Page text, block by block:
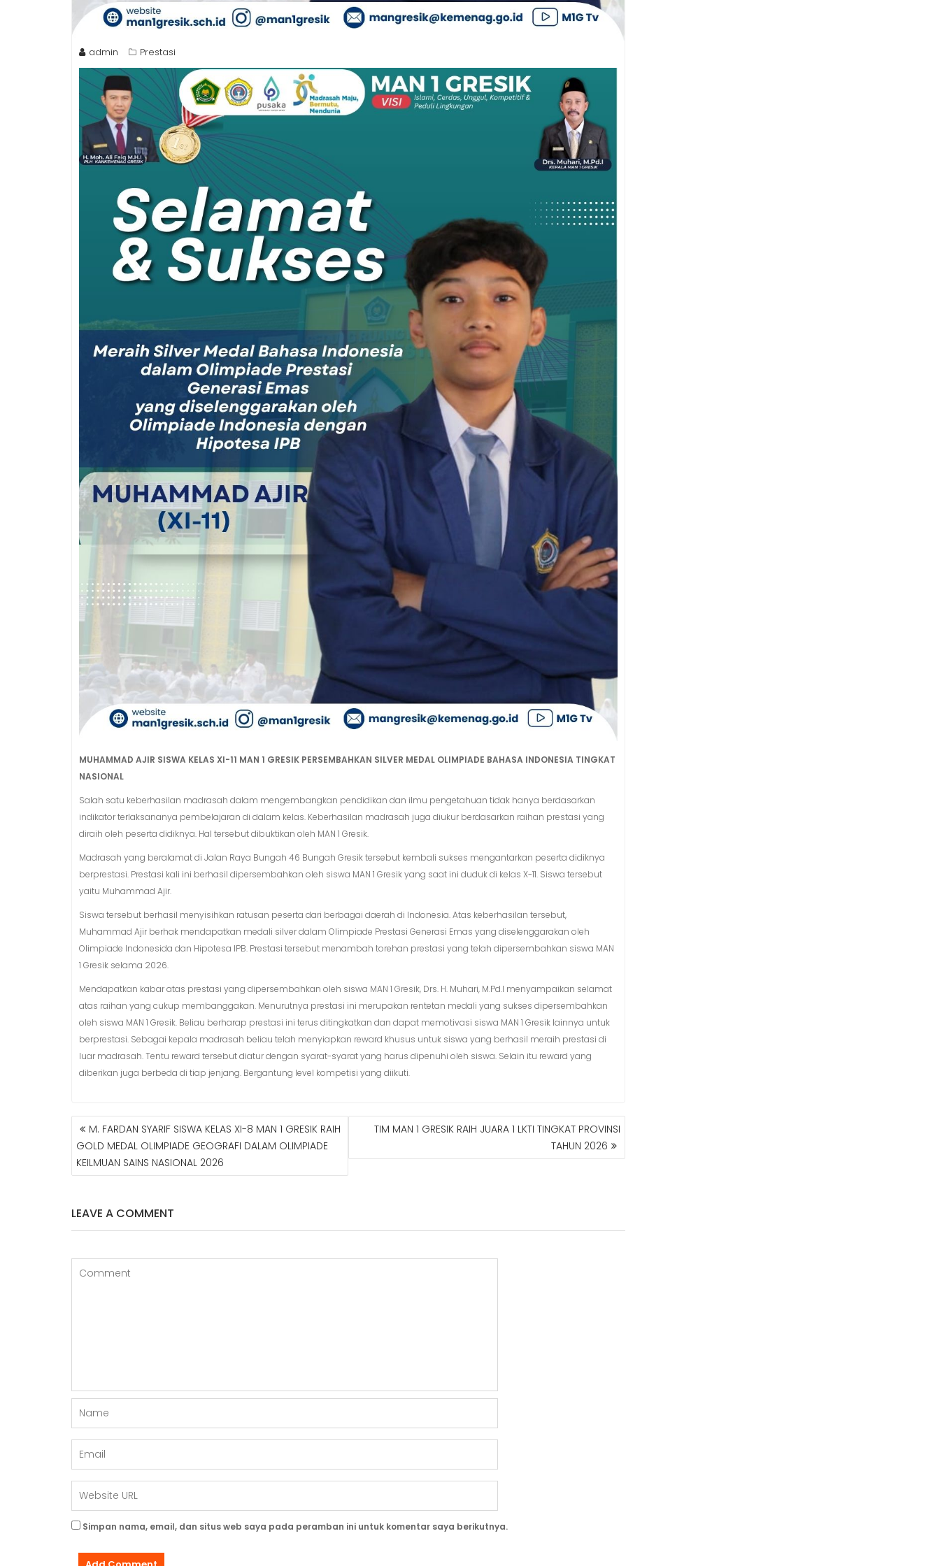
admin Prestasi
MUHAMMAD AJIR SISWA KELAS XI-11 MAN 1 GRESIK PERSEMBAHKAN SILVER MEDAL OLIMPIADE BAHASA INDONESIA TINGKAT
NASIONAL
Salah satu keberhasilan madrasah dalam mengembangkan pendidikan dan ilmu pengetahuan tidak hanya berdasarkan
indikator terlaksananya pembelajaran di dalam kelas. Keberhasilan madrasah juga diukur berdasarkan raihan prestasi yang
diraih oleh peserta didiknya. Hal tersebut dibuktikan oleh MAN 1 Gresik.
Madrasah yang beralamat di Jalan Raya Bungah 46 Bungah Gresik tersebut kembali sukses mengantarkan peserta didiknya
berprestasi. Prestasi kali ini berhasil dipersembahkan oleh siswa MAN 1 Gresik yang saat ini duduk di kelas X-11. Siswa tersebut
yaitu Muhammad Ajir.
Siswa tersebut berhasil menyisihkan ratusan peserta dari berbagai daerah di Indonesia. Atas keberhasilan tersebut,
Muhammad Ajir berhak mendapatkan medali silver dalam Olimpiade Prestasi Generasi Emas yang diselenggarakan oleh
Olimpiade Indonesida dan Hipotesa IPB. Prestasi tersebut menambah torehan prestasi yang telah dipersembahkan siswa MAN
1 Gresik selama 2026.
Mendapatkan kabar atas prestasi yang dipersembahkan oleh siswa MAN 1 Gresik, Drs. H. Muhari, M.Pd.I menyampaikan selamat
atas raihan yang cukup membanggakan. Menurutnya prestasi ini merupakan rentetan medali yang sukses dipersembahkan
oleh siswa MAN 1 Gresik. Beliau berharap prestasi ini terus ditingkatkan dan dapat memotivasi siswa MAN 1 Gresik lainnya untuk
berprestasi. Sebagai kepala madrasah beliau telah menyiapkan reward khusus untuk siswa yang berhasil meraih prestasi di
luar madrasah. Tentu reward tersebut diatur dengan syarat-syarat yang harus dipenuhi oleh siswa. Selain itu reward yang
diberikan juga berbeda di tiap jenjang. Bergantung level kompetisi yang diikuti.
N
A
V
A
S
P
O
M. FARDAN SYARIF SISWA KELAS XI-8 MAN 1 GRESIK RAIH
GOLD MEDAL OLIMPIADE GEOGRAFI DALAM OLIMPIADE
KEILMUAN SAINS NASIONAL 2026
TIM MAN 1 GRESIK RAIH JUARA 1 LKTI TINGKAT PROVINSI
TAHUN 2026
LEAVE A COMMENT
Simpan nama, email, dan situs web saya pada peramban ini untuk komentar saya berikutnya.